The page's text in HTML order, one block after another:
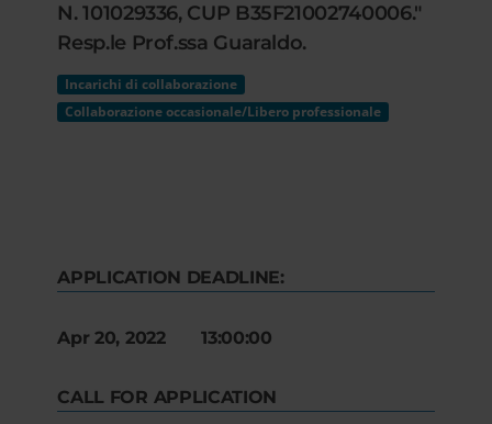
N. 101029336, CUP B35F21002740006."
Resp.le Prof.ssa Guaraldo.
Incarichi di collaborazione
Collaborazione occasionale/Libero professionale
APPLICATION DEADLINE:
Apr 20, 2022 13:00:00
CALL FOR APPLICATION